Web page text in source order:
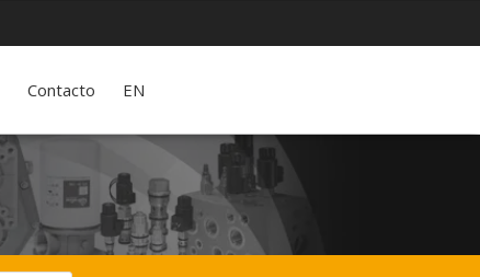
Contacto EN